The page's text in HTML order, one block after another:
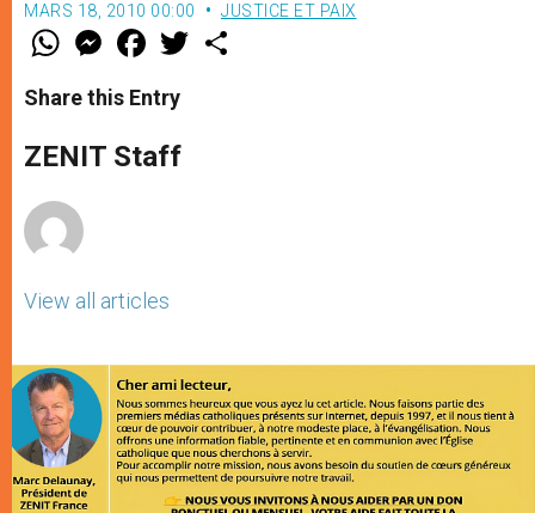
MARS 18, 2010 00:00 JUSTICE ET PAIX
W
t
s
p
p
M
e
s
e
g
e
F
a
e
b
o
k
w
Share this Entry
ZENIT Staff
View all articles